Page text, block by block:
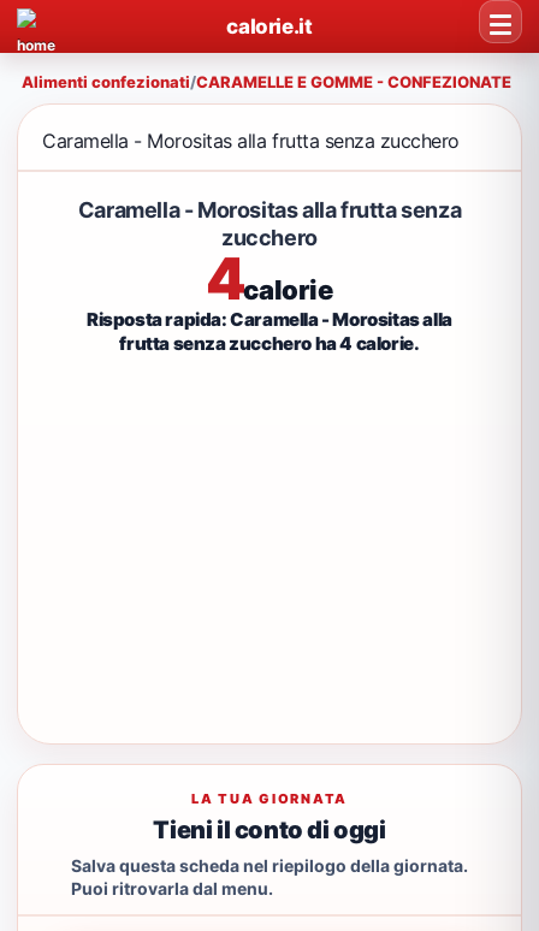
calorie.it
Alimenti confezionati/CARAMELLE E GOMME - CONFEZIONATE
Caramella - Morositas alla frutta senza zucchero
Caramella - Morositas alla frutta senza
zucchero
4calorie
Risposta rapida: Caramella - Morositas alla
frutta senza zucchero ha 4 calorie.
LA TUA GIORNATA
Tieni il conto di oggi
Salva questa scheda nel riepilogo della giornata.
Puoi ritrovarla dal menu.